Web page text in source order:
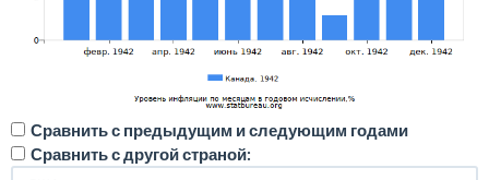
Сравнить с предыдущим и следующим годами
Сравнить с другой страной: